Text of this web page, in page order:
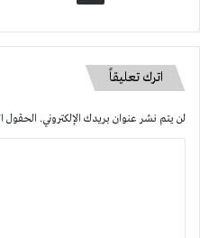
اترك تعليقاً
لن يتم نشر عنوان بريدك الإلكتروني. الحقول